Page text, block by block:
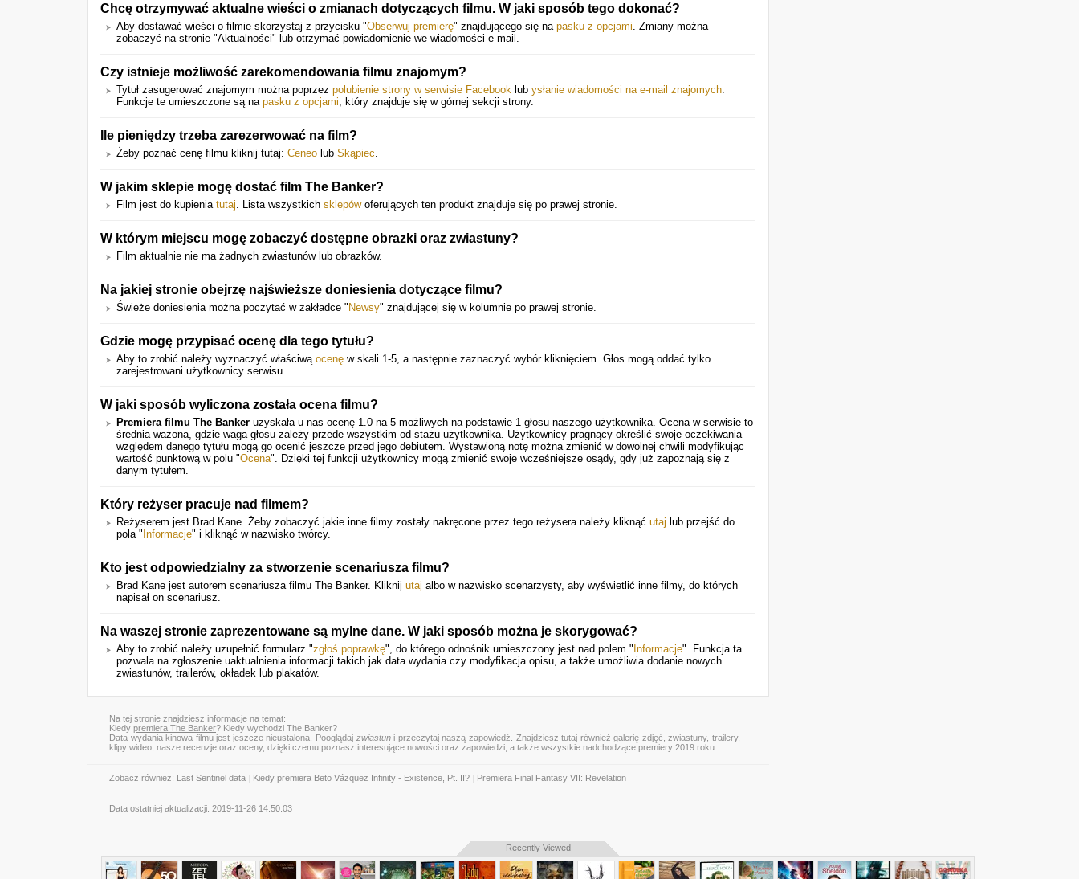
Chcę otrzymywać aktualne wieści o zmianach dotyczących filmu. W jaki sposób tego dokonać?
Aby dostawać wieści o filmie skorzystaj z przycisku "Obserwuj premierę" znajdującego się na pasku z opcjami. Zmiany można
zobaczyć na stronie "Aktualności" lub otrzymać powiadomienie we wiadomości e-mail.
Czy istnieje możliwość zarekomendowania filmu znajomym?
Tytuł zasugerować znajomym można poprzez polubienie strony w serwisie Facebook lub ysłanie wiadomości na e-mail znajomych.
Funkcje te umieszczone są na pasku z opcjami, który znajduje się w górnej sekcji strony.
Ile pieniędzy trzeba zarezerwować na film?
Żeby poznać cenę filmu kliknij tutaj: Ceneo lub Skąpiec.
W jakim sklepie mogę dostać film The Banker?
Film jest do kupienia tutaj. Lista wszystkich sklepówoferujących ten produkt znajduje się po prawej stronie.
W którym miejscu mogę zobaczyć dostępne obrazki oraz zwiastuny?
Film aktualnie nie ma żadnych zwiastunów lub obrazków.
Na jakiej stronie obejrzę najświeższe doniesienia dotyczące filmu?
Świeże doniesienia można poczytać w zakładce " Newsy" znajdującej się w kolumnie po prawej stronie.
Gdzie mogę przypisać ocenę dla tego tytułu?
Aby to zrobić należy wyznaczyć właściwą ocenę w skali 1-5, a następnie zaznaczyć wybór kliknięciem. Głos mogą oddać tylko
zarejestrowani użytkownicy serwisu.
W jaki sposób wyliczona została ocena filmu?
Premiera filmu The Banker uzyskała u nas ocenę 1.0 na 5 możliwych na podstawie 1 głosu naszego użytkownika. Ocena w serwisie to
średnia ważona, gdzie waga głosu zależy przede wszystkim od stażu użytkownika. Użytkownicy pragnący określić swoje oczekiwania
względem danego tytułu mogą go ocenić jeszcze przed jego debiutem. Wystawioną notę można zmienić w dowolnej chwili modyfikując
wartość punktową w polu "Ocena". Dzięki tej funkcji użytkownicy mogą zmienić swoje wcześniejsze osądy, gdy już zapoznają się z
danym tytułem.
Który reżyser pracuje nad filmem?
Reżyserem jest Brad Kane. Żeby zobaczyć jakie inne filmy zostały nakręcone przez tego reżysera należy kliknąć utaj lub przejść do
pola " Informacje" i kliknąć w nazwisko twórcy.
Kto jest odpowiedzialny za stworzenie scenariusza filmu?
Brad Kane jest autorem scenariusza filmu The Banker. Kliknij utaj albo w nazwisko scenarzysty, aby wyświetlić inne filmy, do których
napisał on scenariusz.
Na waszej stronie zaprezentowane są mylne dane. W jaki sposób można je skorygować?
Aby to zrobić należy uzupełnić formularz "zgłoś poprawkę", do którego odnośnik umieszczony jest nad polem " Informacje". Funkcja ta
pozwala na zgłoszenie uaktualnienia informacji takich jak data wydania czy modyfikacja opisu, a także umożliwia dodanie nowych
zwiastunów, trailerów, okładek lub plakatów.
Na tej stronie znajdziesz informacje na temat:
Kiedy premiera The Banker? Kiedy wychodzi The Banker?
Data wydania kinowa filmu jest jeszcze nieustalona. Pooglądaj zwiastuni przeczytaj naszą zapowiedź. Znajdziesz tutaj również galerię zdjęć, zwiastuny, trailery,
klipy wideo, nasze recenzje oraz oceny, dzięki czemu poznasz interesujące nowości oraz zapowiedzi, a także wszystkie nadchodzące premiery 2019 roku.
Zobacz również: Last Sentinel data Kiedy premiera Beto Vázquez Infinity - Existence, Pt. II? Premiera Final Fantasy VII: Revelation
Data ostatniej aktualizacji: 2019-11-26 14:50:03
Recently Viewed